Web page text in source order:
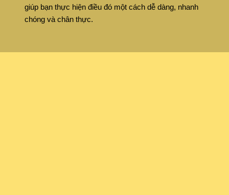
giúp bạn thực hiện điều đó một cách dễ dàng, nhanh
chóng và chân thực.